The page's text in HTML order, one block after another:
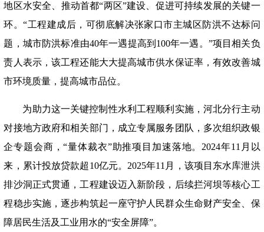
地区水安全、推动首都“两区”建设、促进可持续发展的关键一
环。“工程建成后，可彻底解决张家口市主城区防洪不达标问
题，城市防洪标准由40年一遇提高到100年一遇。”项目相关负
责人表示，该工程还能大大提高城市供水保证率，有效改善城
市环境质量，提高城市品位。
为助力这一关键控制性水利工程顺利实施，河北分行主动
对接地方政府和相关部门，成立专属服务团队，多次组织政银
企专题会商，“量体裁衣”助推项目加速落地。2024年11月以
来，累计投放贷款超10亿元。2025年11月，该项目东水库泄洪
排沙洞正式贯通，工程建设迈入新阶段，后续拦河坝等核心工
程稳步实施，逐步构筑起一座守护人民群众生命财产安全、保
障居民生活及工业用水的“安全屏障”。